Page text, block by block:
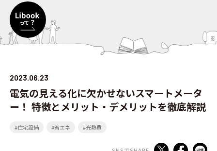
2023.06.23
電気の見える化に欠かせないスマートメータ
ー！ 特徴とメリット・デメリットを徹底解説
#住宅設備 #省エネ #光熱費